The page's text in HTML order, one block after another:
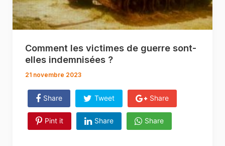
Comment les victimes de guerre sont-
elles indemnisées ?
21 novembre 2023
Share Tweet Share
Pint it Share Share